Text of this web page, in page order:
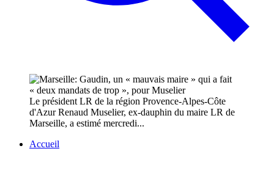
Le président LR de la région Provence-Alpes-Côte
d'Azur Renaud Muselier, ex-dauphin du maire LR de
Marseille, a estimé mercredi...
Accueil